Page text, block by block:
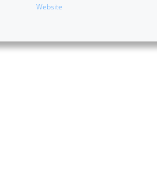
Website